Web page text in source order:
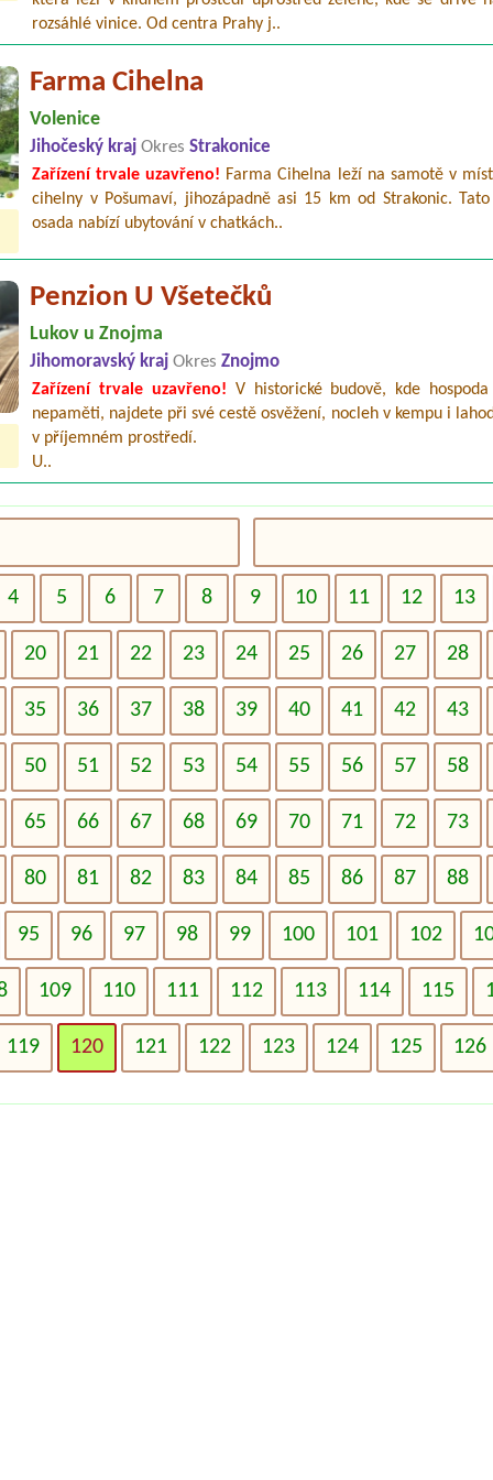
rozsáhlé vinice. Od centra Prahy j..
Farma Cihelna
Volenice
Jihočeský krajOkres Strakonice
Zařízení trvale uzavřeno! Farma Cihelna leží na samotě v
cihelny v Pošumaví, jihozápadně asi 15 km od Strakonic.
osada nabízí ubytování v chatkách..
Penzion U Všetečků
Lukov u Znojma
Jihomoravský krajOkres Znojmo
Zařízení trvale uzavřeno! V historické budově, kde
nepaměti, najdete při své cestě osvěžení, nocleh v kempu i
v příjemném prostředí.
U..
4 5 6 7 8 9 10 11 12 13
20 21 22 23 24 25 26 27 28
35 36 37 38 39 40 41 42 43
50 51 52 53 54 55 56 57 58
65 66 67 68 69 70 71 72 73
80 81 82 83 84 85 86 87 88
95 96 97 98 99 100 101 102
109 110 111 112 113 114 115
119 120 121 122 123 124 125 126